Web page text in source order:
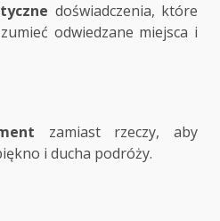
doświadczenia, które
odwiedzane miejsca i
zamiast rzeczy, aby
i ducha podróży.